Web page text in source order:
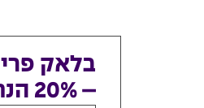
– 20% הנחה